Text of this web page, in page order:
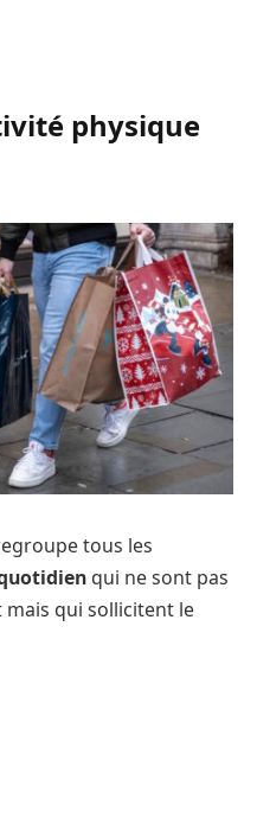
physique
tous les
qui ne sont pas
qui sollicitent le